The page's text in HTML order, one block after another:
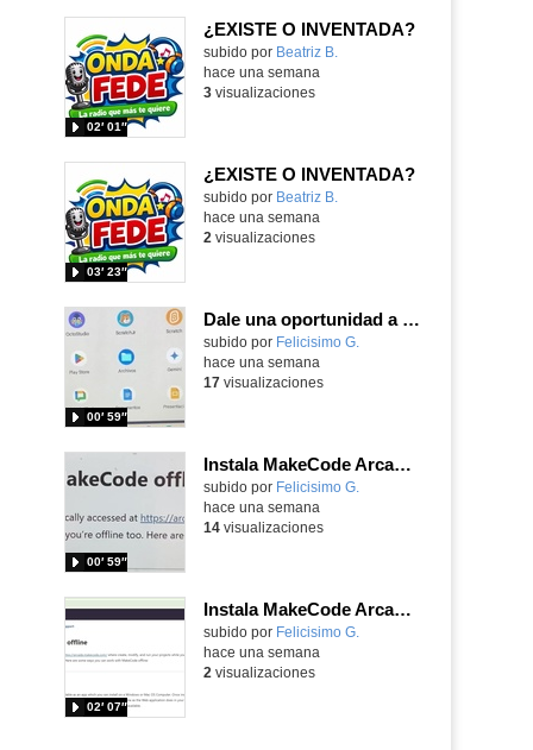
¿EXISTE O INVENTADA?
Contenido educativo.
subido por Beatriz B.
02′ 01″
hace una semana
3visualizaciones
¿EXISTE O INVENTADA?
Contenido educativo.
subido por Beatriz B.
03′ 23″
hace una semana
2 visualizaciones
Dale una oportunidad a los Chromebooks y utiliza un proyector para realizar talleres si no tienes pantallas táctiles
Contenido educativo.
subido por Felicisimo G.
00′ 59″
hace una semana
17visualizaciones
Instala MakeCode Arcade para trabajar offline en tu tablet, ordenador, Chromebook
Contenido educativo.
subido por Felicisimo G.
00′ 59″
hace una semana
14visualizaciones
Instala MakeCode Arcade offline para programar grandes juegos sin necesidad de Internet
Contenido educativo.
subido por Felicisimo G.
02′ 07″
hace una semana
2 visualizaciones